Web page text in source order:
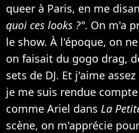
queer à Paris, en me
quoi ces looks ?". On m'a
le show. À l'époque, on
on faisait du gogo drag,
sets de DJ. Et j'aime
je me suis rendue
comme Ariel dans La
scène, on m'apprécie